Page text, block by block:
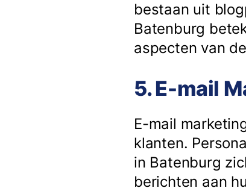
bestaan uit
Batenburg
aspecten van
5. E-mail
E-mail
klanten.
in Batenburg
berichten aan